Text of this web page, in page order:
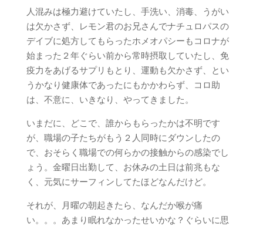
人混みは極力避けていたし、手洗い、消毒、うがい
は欠かさず、レモン君のお兄さんでナチュロパスの
デイブに処方してもらったホメオパシーもコロナが
始まった２年ぐらい前から常時摂取していたし、免
疫力をあげるサプリもとり、運動も欠かさず、とい
うかなり健康体であったにもかかわらず、コロ助
は、不意に、いきなり、やってきました。
いまだに、どこで、誰からもらったかは不明です
が、職場の子たちがもう２人同時にダウンしたの
で、おそらく職場での何らかの接触からの感染でし
ょう。金曜日出勤して、お休みの土日は前兆もな
く、元気にサーフィンしてたほどなんだけど。
それが、月曜の朝起きたら、なんだか喉が痛
い。。。あまり眠れなかったせいかな？ぐらいに思